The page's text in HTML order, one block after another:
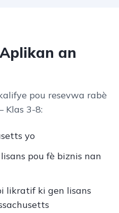
an
pou resevwa rabè
Klas 3-8:
yo
pou fè biznis nan
likratif ki gen lisans